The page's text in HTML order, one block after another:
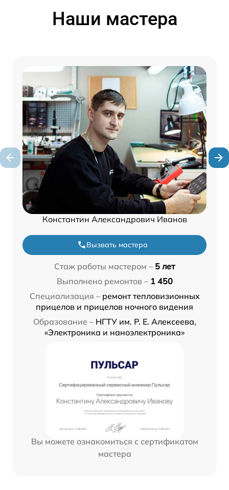
Наши мастера
Константин Александрович Иванов
Вызвать мастера
Стаж работы мастером – 5 лет
Выполнено ремонтов – 1 450
Специализация – ремонт тепловизионных
прицелов и прицелов ночного видения
Образование – НГТУ им. Р. Е. Алексеева,
«Электроника и наноэлектроника»
Вы можете ознакомиться с сертификатом
мастера